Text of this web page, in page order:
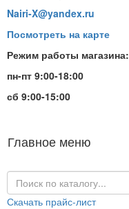
Nairi-X@yandex.ru
Посмотреть на карте
Режим работы магазина:
пн-пт 9:00-18:00
сб 9:00-15:00
Главное меню
Скачать прайс-лист